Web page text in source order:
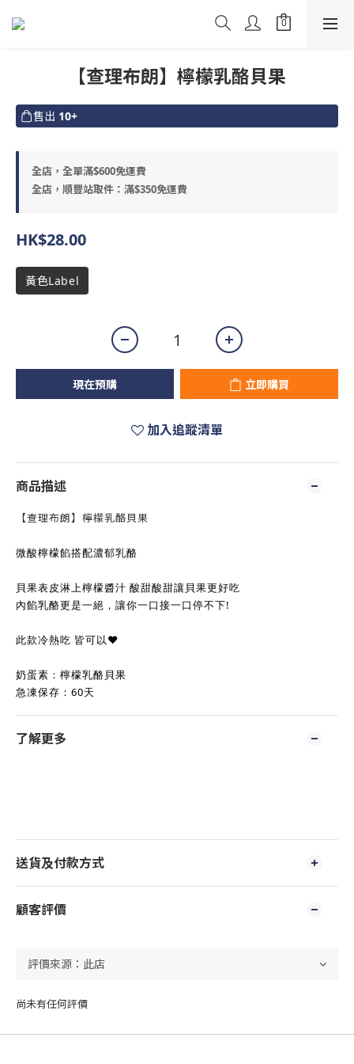
【查理布朗】檸檬乳酪貝果
售出 10+
全店，全單滿$600免運費
全店，順豐站取件：滿$350免運費
HK$28.00
黃色Label
現在預購 立即購買
加入追蹤清單
商品描述
【查理布朗】檸檬乳酪貝果
微酸檸檬餡搭配濃郁乳酪
貝果表皮淋上檸檬醬汁 酸甜酸甜讓貝果更好吃
內餡乳酪更是一絕，讓你一口接一口停不下!
此款冷熱吃 皆可以♥
奶蛋素：檸檬乳酪貝果
急凍保存：60天
了解更多
送貨及付款方式
顧客評價
尚未有任何評價